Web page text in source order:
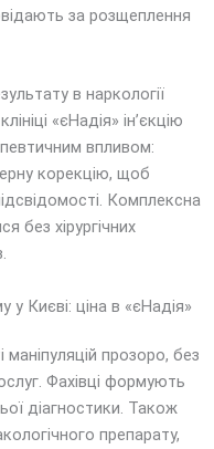
за розщеплення
в наркології
«єНадія» ін’єкцію
впливом:
корекцію, щоб
Комплексна
без хірургічних
у Києві: ціна в «єНадія»
прозоро, без
Фахівці формують
діагностики. Також
препарату,